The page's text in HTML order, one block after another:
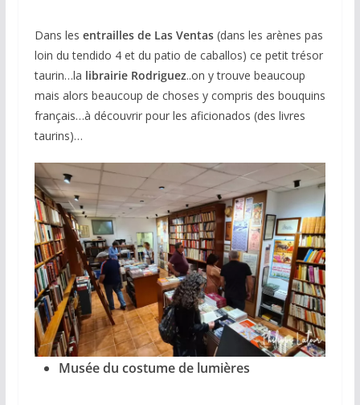
Dans les entrailles de Las Ventas (dans les arènes pas
loin du tendido 4 et du patio de caballos) ce petit trésor
taurin…la librairie Rodriguez..on y trouve beaucoup
mais alors beaucoup de choses y compris des bouquins
français…à découvrir pour les aficionados (des livres
taurins)…
Musée du costume de lumières